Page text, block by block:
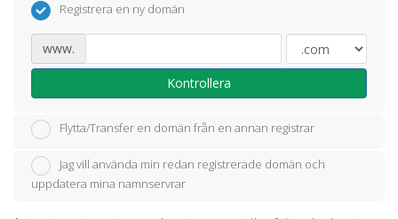
Registrera en ny domän
www.
Kontrollera
Flytta/Transfer en domän från en annan registrar
Jag vill använda min redan registrerade domän och
uppdatera mina namnservrar